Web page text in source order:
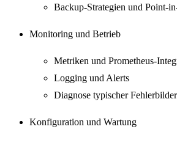
Backup-Strategien und Point-
Monitoring und Betrieb
Metriken und Prometheus-
Logging und Alerts
Diagnose typischer
Konfiguration und Wartung